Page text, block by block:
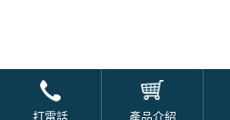
打電話 產品介紹
© 2021-2025 印大有限公司 All Rights Reserved.